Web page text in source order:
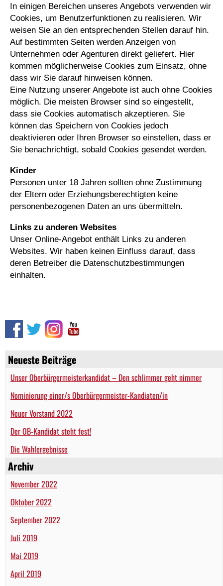
Neueste Beiträge
Unser Oberbürgermeisterkandidat – Den schlimmer geht nimmer
Nominierung einer/s Oberbürgermeister-Kandiaten/in
Neuer Vorstand 2022
Der OB-Kandidat steht fest!
Die Wahlergebnisse
Archiv
November 2022
Oktober 2022
September 2022
Juli 2019
Mai 2019
April 2019
In einigen Bereichen unseres Angebots verwenden wir
Cookies, um Benutzerfunktionen zu realisieren. Wir
weisen Sie an den entsprechenden Stellen darauf hin.
Auf bestimmten Seiten werden Anzeigen von
Unternehmen oder Agenturen direkt geliefert. Hier
kommen möglicherweise Cookies zum Einsatz, ohne
dass wir Sie darauf hinweisen können.
Eine Nutzung unserer Angebote ist auch ohne Cookies
möglich. Die meisten Browser sind so eingestellt,
dass sie Cookies automatisch akzeptieren. Sie
können das Speichern von Cookies jedoch
deaktivieren oder Ihren Browser so einstellen, dass er
Sie benachrichtigt, sobald Cookies gesendet werden.
Kinder
Personen unter 18 Jahren sollten ohne Zustimmung
der Eltern oder Erziehungsberechtigten keine
personenbezogenen Daten an uns übermitteln.
Links zu anderen Websites
Unser Online-Angebot enthält Links zu anderen
Websites. Wir haben keinen Einfluss darauf, dass
deren Betreiber die Datenschutzbestimmungen
einhalten.